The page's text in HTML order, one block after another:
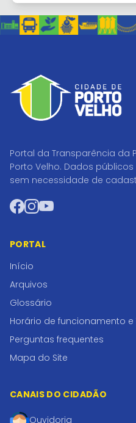
Portal da Transparência da
Porto Velho. Dados
sem necessidade de
Facebook
Instagram
YouTube
PORTAL
Início
Arquivos
Glossário
Horário de funcionamento e
Perguntas frequentes
Mapa do Site
CANAIS DO CIDADÃO
Ouvidoria